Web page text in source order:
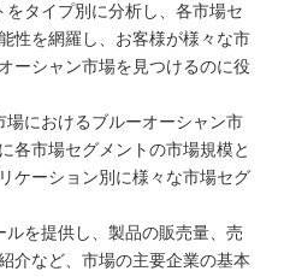
タイプ別に分析し、各市場セ
性を網羅し、お客様が様々な市
ーシャン市場を見つけるのに役
におけるブルーオーシャン市
各市場セグメントの市場規模と
ケーション別に様々な市場セグ
を提供し、製品の販売量、売
介など、市場の主要企業の基本